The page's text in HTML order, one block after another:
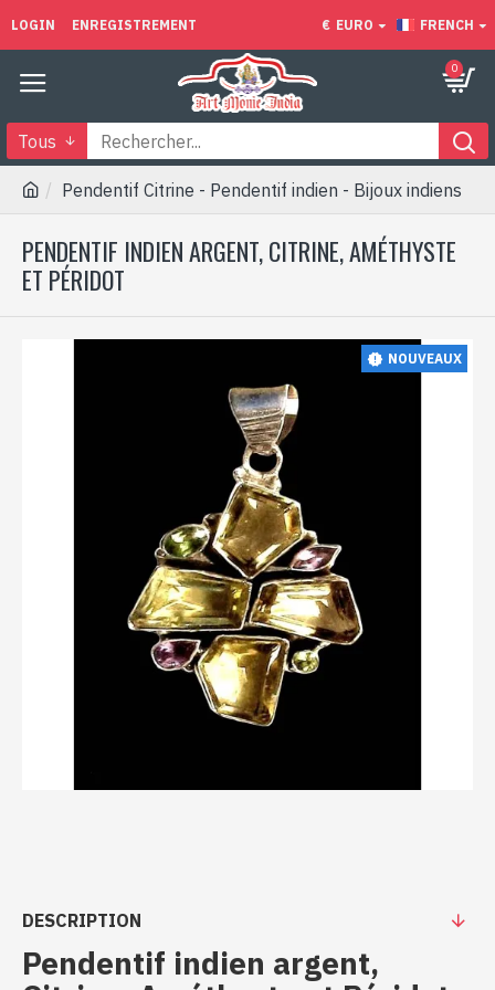
LOGIN ENREGISTREMENT € EURO FRENCH
0
Tous
Pendentif Citrine - Pendentif indien - Bijoux indiens
PENDENTIF INDIEN ARGENT, CITRINE, AMÉTHYSTE
ET PÉRIDOT
NOUVEAUX
DESCRIPTION
Pendentif indien argent,